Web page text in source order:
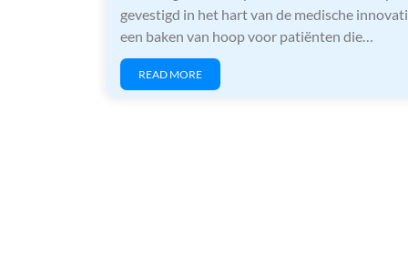
gevestigd in het hart van de medische
een baken van hoop voor patiënten die…
READ MORE